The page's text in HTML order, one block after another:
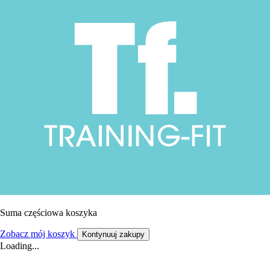
Suma częściowa koszyka
Zobacz mój koszyk Kontynuuj zakupy
Loading...